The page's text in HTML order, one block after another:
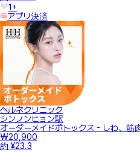
1+
アプリ決済
ヘルネクリニック
シンノンヒョン駅
オーダーメイドボトックス - しわ、筋
₩20,900
約 ¥23.3